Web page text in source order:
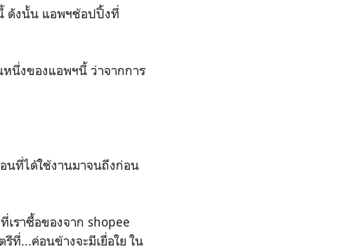
ดังนั้น แอพฯช้อปปิ้งที่
นึ่งของแอพฯนี้ ว่าจากการ
นที่ได้ใช้งานมาจนถึงก่อน
ราซื้อของจาก shopee
ที่...ค่อนข้างจะมีเยื่อใย ใน